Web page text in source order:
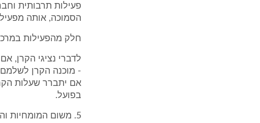
פעילות תרבותית
הסמוכה, אותה
חלק מהפעילות
לדברי נציגי הקרן,
- מוכנה הקרן
אם יתברר שעלות
בפועל.
5. משום המומחיות